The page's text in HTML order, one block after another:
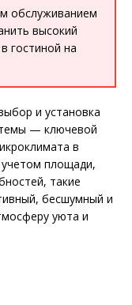
обслуживанием
высокий
гостиной на
и установка
— ключевой
в
площади,
такие
бесшумный и
уюта и